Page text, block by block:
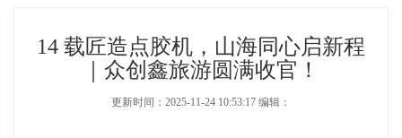
14 载匠造点胶机，山海同心启新程
｜众创鑫旅游圆满收官！
更新时间：2025-11-24 10:53:17 编辑：